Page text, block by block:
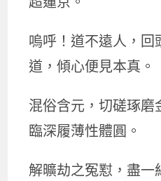
嗚呼！道不遠人，
道，傾心便見本真。
混俗含元，切磋琢磨
臨深履薄性體圓。
解曠劫之冤懟，盡一